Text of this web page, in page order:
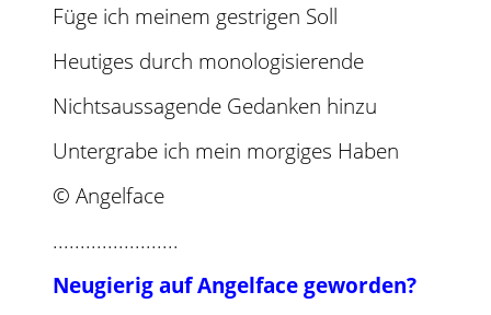
Füge ich meinem gestrigen Soll
Heutiges durch monologisierende
Nichtsaussagende Gedanken hinzu
Untergrabe ich mein morgiges Haben
© Angelface
.......................
Neugierig auf Angelface geworden?